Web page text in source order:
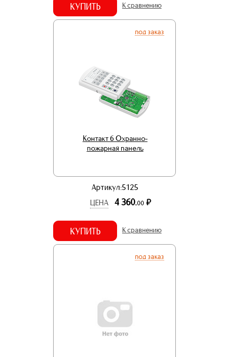
КУПИТЬ К сравнению
под заказ
Контакт 6 Охранно-
пожарная панель
Артикул:5125
ЦЕНА
4 360.00 р.
КУПИТЬ К сравнению
под заказ